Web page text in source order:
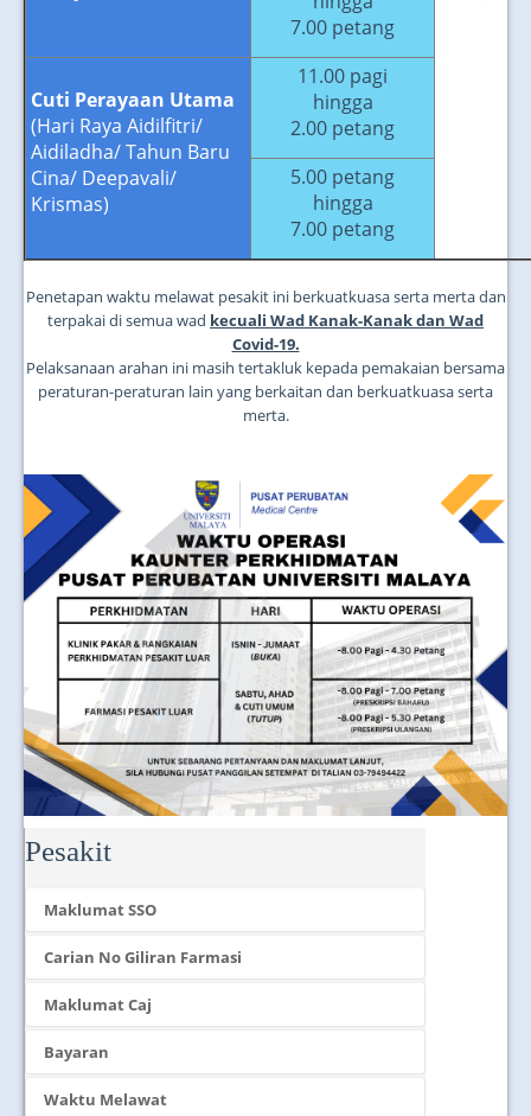
7.00 petang
Cuti Perayaan Utama
(Hari Raya Aidilfitri/
Aidiladha/ Tahun Baru
Cina/ Deepavali/
Krismas)
11.00 pagi
hingga
2.00 petang
5.00 petang
hingga
7.00 petang
Penetapan waktu melawat pesakit ini berkuatkuasa serta merta dan
terpakai di semua wad kecuali Wad Kanak-Kanak dan Wad
Covid-19.
Pelaksanaan arahan ini masih tertakluk kepada pemakaian bersama
peraturan-peraturan lain yang berkaitan dan berkuatkuasa serta
merta.
Pesakit
Maklumat SSO
Carian No Giliran Farmasi
Maklumat Caj
Bayaran
Waktu Melawat